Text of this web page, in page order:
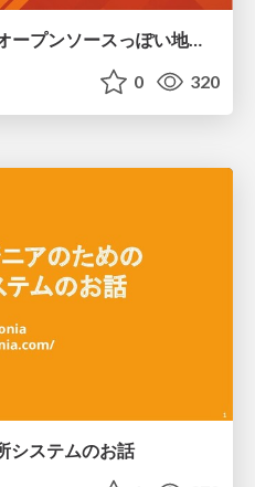
オープンソースでつくるオープンソースっぽい地図の会社の挑戦
0 320
システムのお話